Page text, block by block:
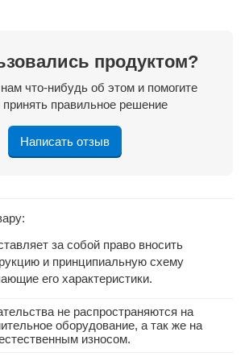
продуктом?
что-нибудь об этом и помогите
принять правильное решение
Написать отзыв
за собой право вносить
и принципиальную схему
его характеристики.
не распространяются на
оборудование, а так же на
износом.